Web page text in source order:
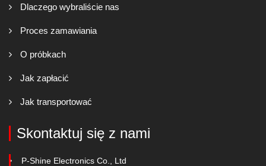
Dlaczego wybraliście nas
Proces zamawiania
O próbkach
Jak zapłacić
Jak transportować
Skontaktuj się z nami
P-Shine Electronics Co., Ltd